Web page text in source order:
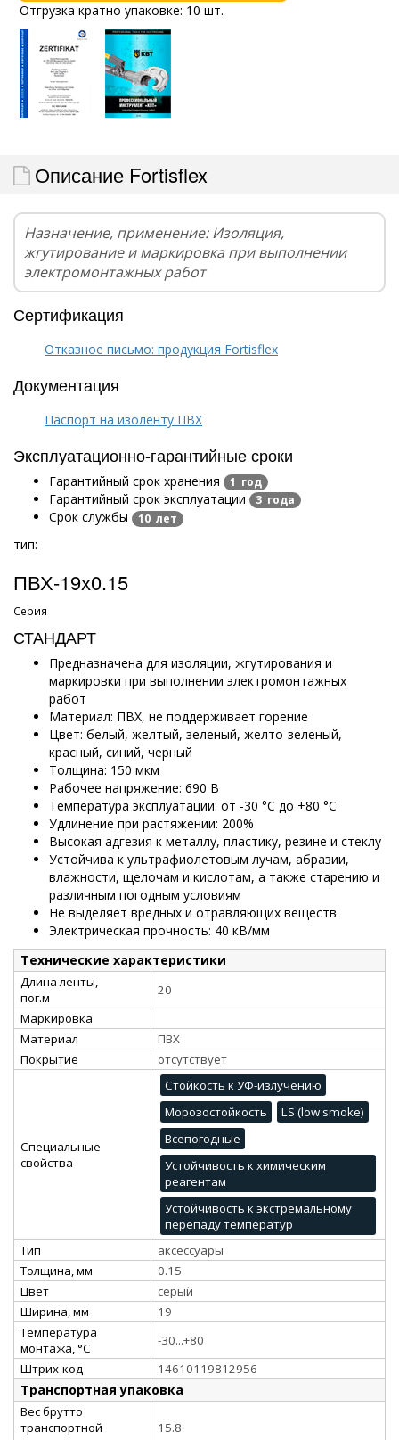
Отгрузка кратно упаковке: 10 шт.
Описание Fortisflex
Назначение, применение: Изоляция,
жгутирование и маркировка при выполнении
электромонтажных работ
Сертификация
Отказное письмо: продукция Fortisflex
Документация
Паспорт на изоленту ПВХ
Эксплуатационно-гарантийные сроки
Гарантийный срок хранения 1 год
Гарантийный срок эксплуатации 3 года
Срок службы 10 лет
тип:
ПВХ-19х0.15
Серия
СТАНДАРТ
Предназначена для изоляции, жгутирования и
маркировки при выполнении электромонтажных
работ
Материал: ПВХ, не поддерживает горение
Цвет: белый, желтый, зеленый, желто-зеленый,
красный, синий, черный
Толщина: 150 мкм
Рабочее напряжение: 690 В
Температура эксплуатации: от -30 °C до +80 °C
Удлинение при растяжении: 200%
Высокая адгезия к металлу, пластику, резине и стеклу
Устойчива к ультрафиолетовым лучам, абразии,
влажности, щелочам и кислотам, а также старению и
различным погодным условиям
Не выделяет вредных и отравляющих веществ
Электрическая прочность: 40 кВ/мм
Технические характеристики
Длина ленты,
пог.м
20
Маркировка
Материал
ПВХ
Покрытие
отсутствует
Специальные
свойства
Стойкость к УФ-излучению
Морозостойкость
LS (low smoke)
Всепогодные
Устойчивость к химическим
реагентам
Устойчивость к экстремальному
перепаду температур
Тип
аксессуары
Толщина, мм
0.15
Цвет
серый
Ширина, мм
19
Температура
монтажа, °C
-30...+80
Штрих-код
14610119812956
Транспортная упаковка
Вес брутто
транспортной
15.8